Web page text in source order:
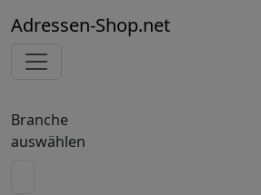
Adressen-Shop.net
Branche
auswählen